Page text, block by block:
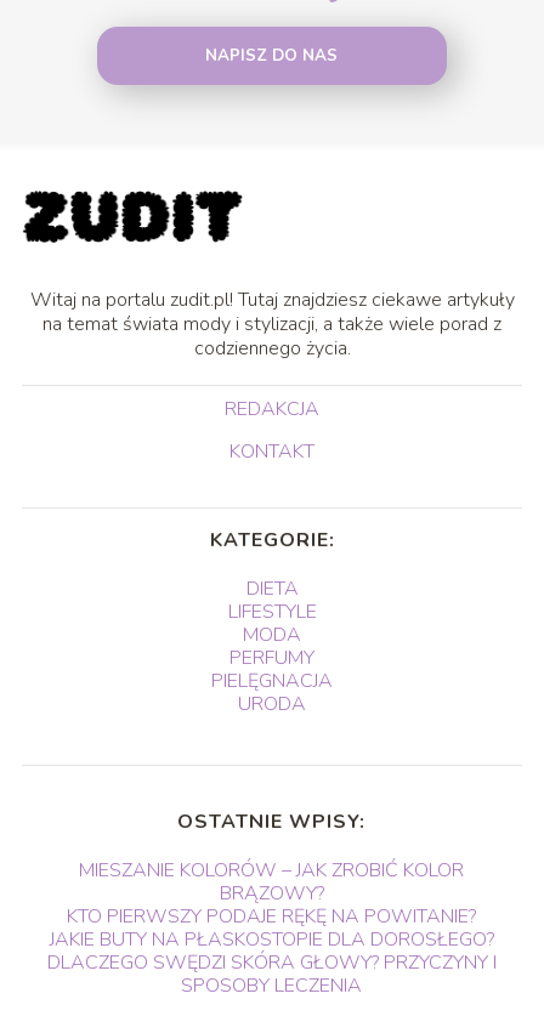
NAPISZ DO NAS
Witaj na portalu zudit.pl! Tutaj znajdziesz ciekawe artykuły
na temat świata mody i stylizacji, a także wiele porad z
codziennego życia.
REDAKCJA
KONTAKT
KATEGORIE:
DIETA
LIFESTYLE
MODA
PERFUMY
PIELĘGNACJA
URODA
OSTATNIE WPISY:
MIESZANIE KOLORÓW – JAK ZROBIĆ KOLOR
BRĄZOWY?
KTO PIERWSZY PODAJE RĘKĘ NA POWITANIE?
JAKIE BUTY NA PŁASKOSTOPIE DLA DOROSŁEGO?
DLACZEGO SWĘDZI SKÓRA GŁOWY? PRZYCZYNY I
SPOSOBY LECZENIA